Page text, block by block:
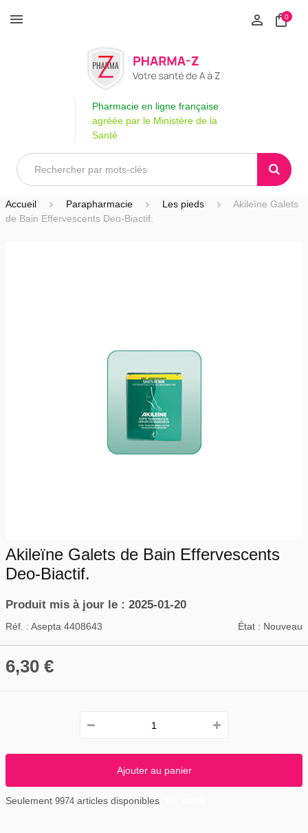
0
Pharmacie en ligne française
agréée par le Ministère de la
Santé
Accueil Parapharmacie Les pieds
Akileïne Galets
de Bain Effervescents Deo-Biactif.
Akileïne Galets de Bain Effervescents
Deo-Biactif.
Produit mis à jour le : 2025-01-20
Réf. : Asepta 4408643 État : Nouveau
6,30 €
Ajouter au panier
Seulement 9974 articles disponibles